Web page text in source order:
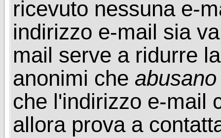
ricevuto nessuna e-
indirizzo e-mail sia
mail serve a ridurre
anonimi che abusano
che l'indirizzo e-mail
allora prova a